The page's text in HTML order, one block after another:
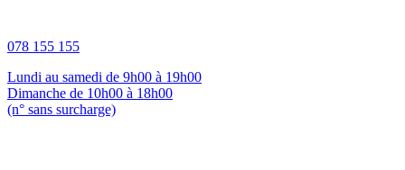
078 155 155
Lundi au samedi de 9h00 à 19h00
Dimanche de 10h00 à 18h00
(n° sans surcharge)